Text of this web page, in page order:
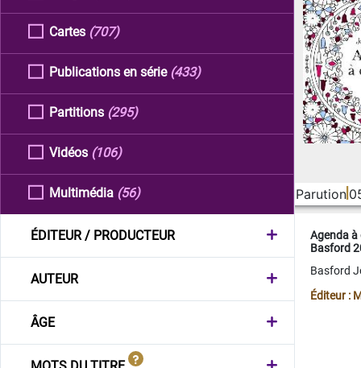
Cartes (707)
Publications en série (433)
Partitions (295)
Vidéos (106)
Multimédia (56)
ÉDITEUR / PRODUCTEUR
AUTEUR
ÂGE
Parution
Agenda
Basford
Basford
Éditeur :